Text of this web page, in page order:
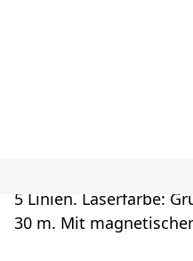
5 Linien. Laserfarbe:
30 m. Mit